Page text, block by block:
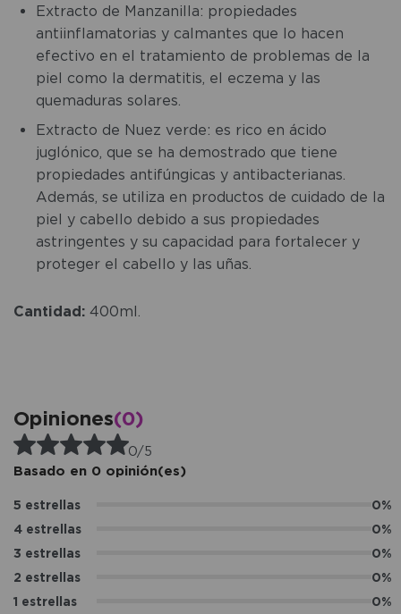
Extracto de Manzanilla: propiedades
antiinflamatorias y calmantes que lo hacen
efectivo en el tratamiento de problemas de la
piel como la dermatitis, el eczema y las
quemaduras solares.
Extracto de Nuez verde: es rico en ácido
juglónico, que se ha demostrado que tiene
propiedades antifúngicas y antibacterianas.
Además, se utiliza en productos de cuidado de la
piel y cabello debido a sus propiedades
astringentes y su capacidad para fortalecer y
proteger el cabello y las uñas.
Cantidad: 400ml.
Opiniones(0)
0/5
Basado en 0 opinión(es)
5 estrellas
0%
4 estrellas
0%
3 estrellas
0%
2 estrellas
0%
1 estrellas
0%